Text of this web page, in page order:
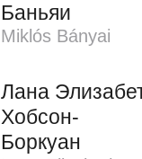
Баньяи
Miklós Bányai
Лана
Хобсон-
Боркуан